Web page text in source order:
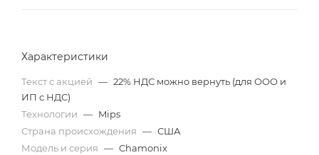
Характеристики
Текст с акцией — 22% НДС можно вернуть (для ООО и
ИП с НДС)
Технологии — Mips
Страна происхождения — США
Модель и серия — Chamonix